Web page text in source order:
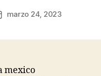
marzo 24, 2023